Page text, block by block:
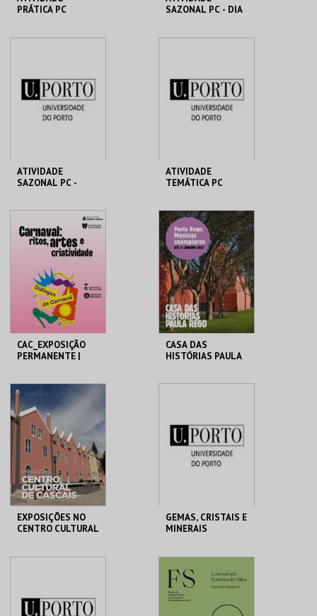
PRÁTICA PC
MAIS INFO
COMPRAR
SAZONAL PC - DIA
MAIS INFO
COMPRAR
ATIVIDADE
SAZONAL PC -
MHNC-UP - POLO
CENTRAL
COMPRAR
ATIVIDADE
TEMÁTICA PC
MHNC-UP - POLO
CENTRAL
MAIS INFO
COMPRAR
CAC_EXPOSIÇÃO
PERMANENTE |
CAC
MAIS INFO
COMPRAR
CASA DAS
HISTÓRIAS PAULA
MAIS INFO
COMPRAR
EXPOSIÇÕES NO
CENTRO CULTURAL
MAIS INFO
GEMAS, CRISTAIS E
MINERAIS
CENTRAL
MAIS INFO